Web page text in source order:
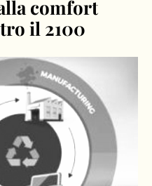
comfort
il 2100